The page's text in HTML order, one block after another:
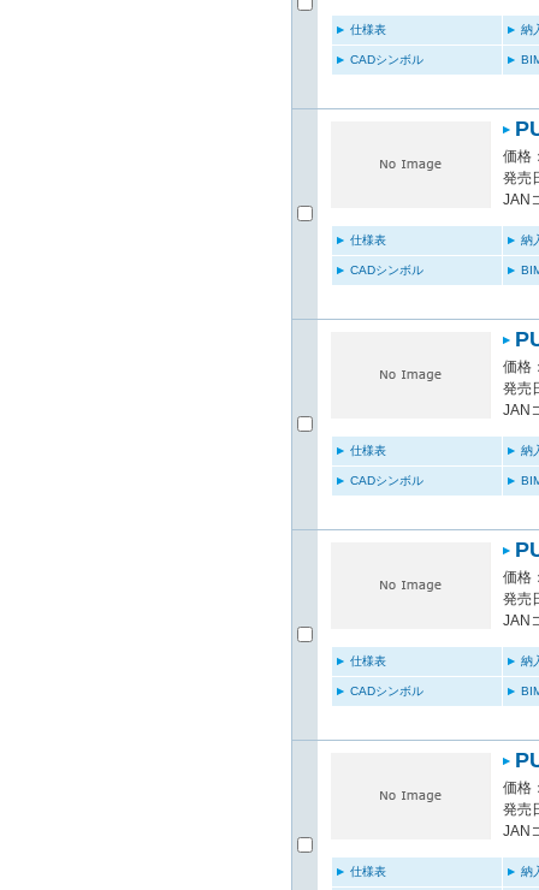
仕様表 納
CADシンボル
価格
発売
JAN
仕様表 納
CADシンボル
価格
発売
JAN
仕様表 納
CADシンボル
価格
発売
JAN
仕様表 納
CADシンボル
価格
発売
JAN
仕様表 納